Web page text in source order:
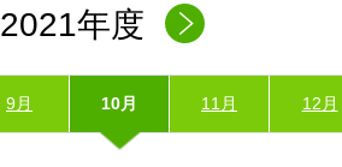
2021年度
9月 10月 11月 12月